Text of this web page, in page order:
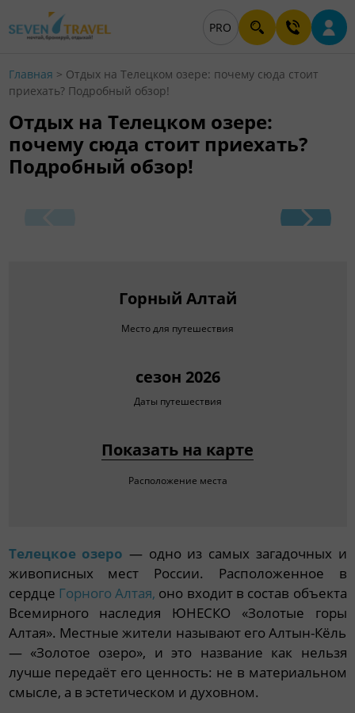
PRO
Главная > Отдых на Телецком озере: почему сюда стоит
приехать? Подробный обзор!
Отдых на Телецком озере:
почему сюда стоит приехать?
Подробный обзор!
Горный Алтай
Место для путешествия
сезон 2026
Даты путешествия
Показать на карте
Расположение места
Телецкое озеро — одно из самых загадочных и
живописных мест России. Расположенное в
сердце Горного Алтая, оно входит в состав объекта
Всемирного наследия ЮНЕСКО «Золотые горы
Алтая». Местные жители называют его Алтын-Кёль
— «Золотое озеро», и это название как нельзя
лучше передаёт его ценность: не в материальном
смысле, а в эстетическом и духовном.